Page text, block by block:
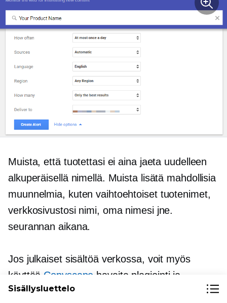
Muista, että tuotettasi ei aina jaeta uudelleen
alkuperäisellä nimellä. Muista lisätä mahdollisia
muunnelmia, kuten vaihtoehtoiset tuotenimet,
verkkosivustosi nimi, oma nimesi jne.
seurannan aikana.
Jos julkaiset sisältöä verkossa, voit myös
käyttää Copyscape havaita plagiointi ja
lähettää sinulle automaattisia ilmoituksia
Sisällysluettelo